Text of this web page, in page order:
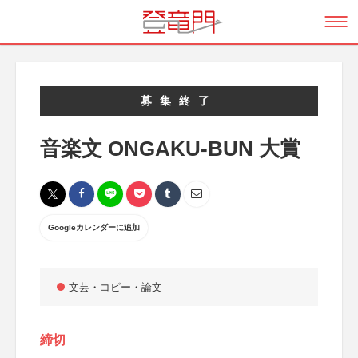
募集終了
音楽文 ONGAKU-BUN 大賞
Googleカレンダーに追加
文芸・コピー・論文
締切